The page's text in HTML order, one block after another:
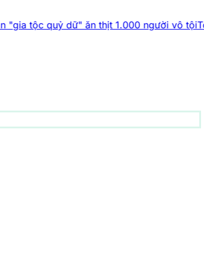
dữ" ăn thịt 1.000 người vô tội Top 5 phát